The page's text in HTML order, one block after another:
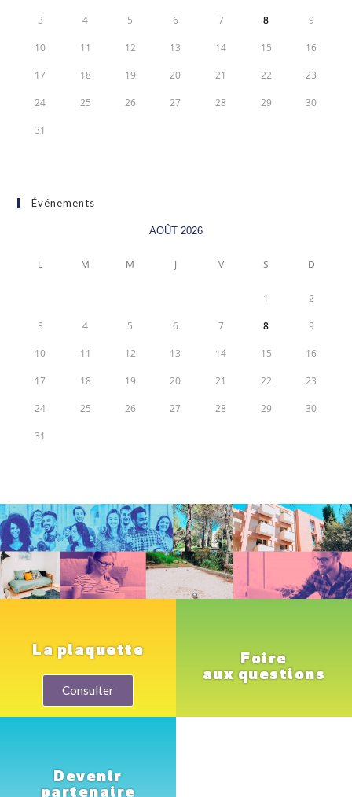
3 4 5 6 7 8 9
10 11 12 13 14 15 16
17 18 19 20 21 22 23
24 25 26 27 28 29 30
31
Événements
AOÛT 2026
L M M J V S D
1 2
3 4 5 6 7 8 9
10 11 12 13 14 15 16
17 18 19 20 21 22 23
24 25 26 27 28 29 30
31
La plaquette
Consulter
Foire
aux questions
Devenir
partenaire